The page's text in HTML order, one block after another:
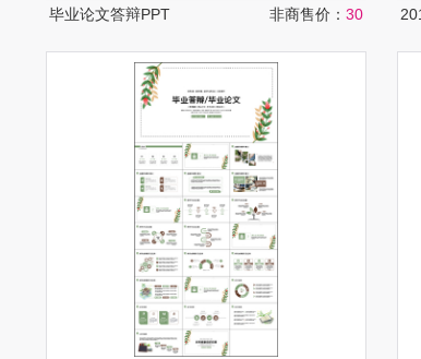
毕业论文答辩PPT 非商售价： 30